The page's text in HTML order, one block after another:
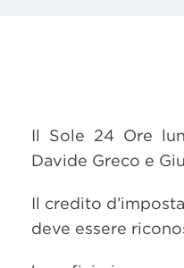
Il Sole 24 Ore
Davide Greco e
Il credito
deve essere